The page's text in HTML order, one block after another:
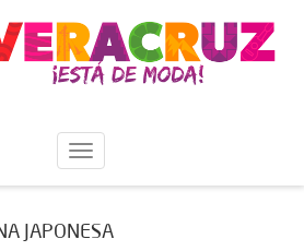
JAPONESA